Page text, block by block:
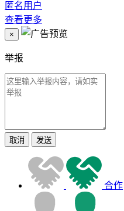
匿名用户
查看更多
×
举报
取消 发送
合作